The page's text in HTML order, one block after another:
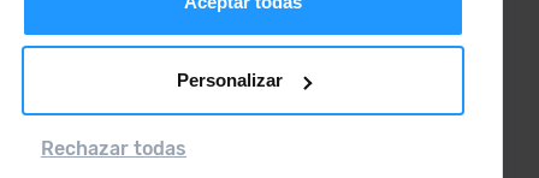
Personalizar
Rechazar todas